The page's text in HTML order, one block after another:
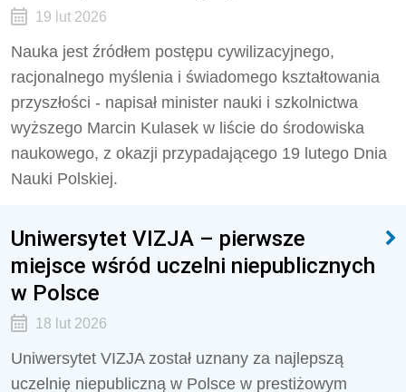
19 lut 2026
Nauka jest źródłem postępu cywilizacyjnego,
racjonalnego myślenia i świadomego kształtowania
przyszłości - napisał minister nauki i szkolnictwa
wyższego Marcin Kulasek w liście do środowiska
naukowego, z okazji przypadającego 19 lutego Dnia
Nauki Polskiej.
Uniwersytet VIZJA – pierwsze
miejsce wśród uczelni niepublicznych
w Polsce
18 lut 2026
Uniwersytet VIZJA został uznany za najlepszą
uczelnię niepubliczną w Polsce w prestiżowym